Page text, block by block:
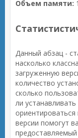
Объем памяти:
Данный абзац -
насколько
загруженную
количество
сколько
ли
версии помогут